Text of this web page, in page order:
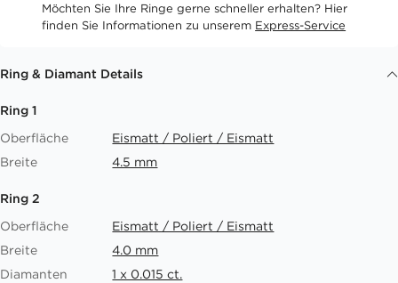
Möchten Sie Ihre Ringe gerne schneller erhalten? Hier
finden Sie Informationen zu unserem Express-Service
Ring & Diamant Details
Ring 1
Oberfläche
Eismatt / Poliert / Eismatt
Breite
4.5 mm
Ring 2
Oberfläche
Eismatt / Poliert / Eismatt
Breite
4.0 mm
Diamanten
1 x 0.015 ct.